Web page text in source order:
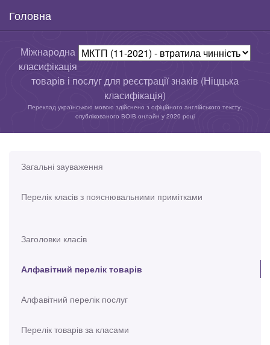
Головна
Міжнародна
класифікація
товарів і послуг для реєстрації знаків (Ніццька
класифікація)
Переклад українською мовою здійснено з офіційного англійського тексту,
опублікованого ВОІВ онлайн у 2020 році
Загальні зауваження
Перелік класів з пояснювальними примітками
Заголовки класів
Алфавітний перелік товарів
Алфавітний перелік послуг
Перелік товарів за класами